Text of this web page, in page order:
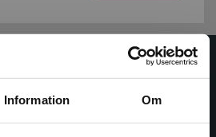
Information Om
ut böcker som väcker läslust